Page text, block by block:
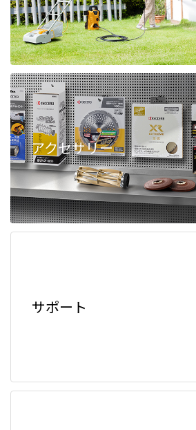
アクセサリー
サポート